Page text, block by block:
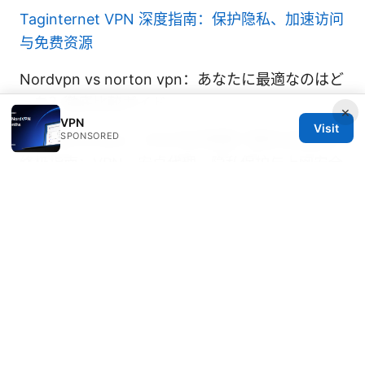
Taginternet VPN 深度指南：保护隐私、加速访问
与免费资源
Nordvpn vs norton vpn：あなたに最適なのはど
っち？徹底比較ガイド
Proxydroid plus：2025年您需要了解的全部信息
×
VPN
SPONSORED
Visit